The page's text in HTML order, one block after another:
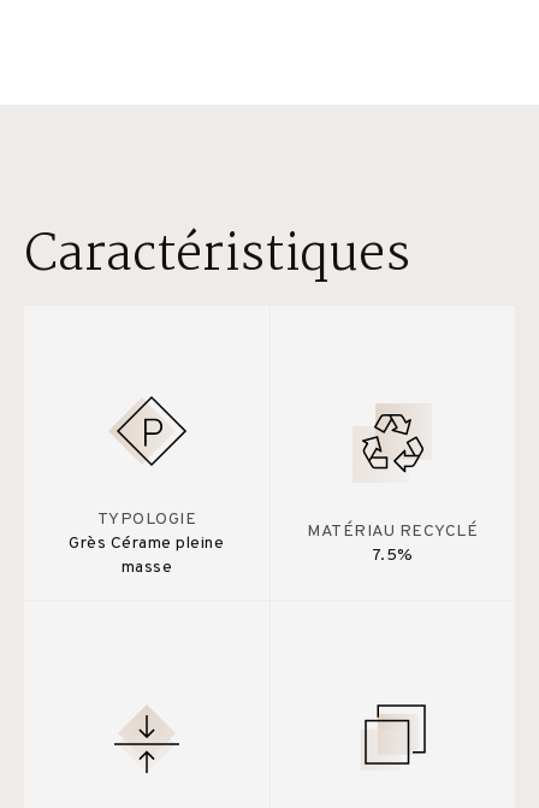
Caractéristiques
TYPOLOGIE
Grès Cérame pleine
masse
MATÉRIAU RECYCLÉ
7.5%